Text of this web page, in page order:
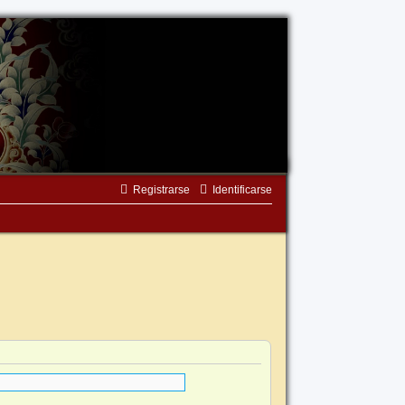
Identificarse
Registrarse